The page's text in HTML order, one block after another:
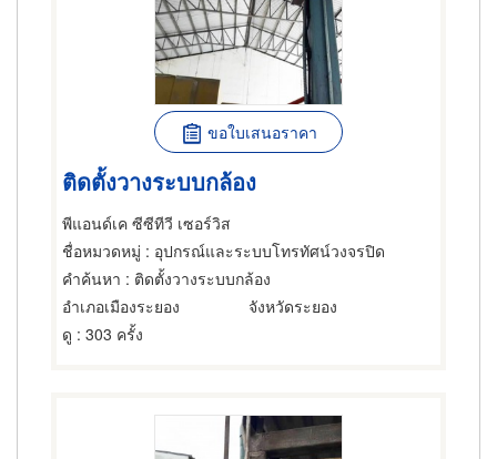
ขอใบเสนอราคา
ติดตั้งวางระบบกล้อง
พีแอนด์เค ซีซีทีวี เซอร์วิส
ชื่อหมวดหมู่ : อุปกรณ์และระบบโทรทัศน์วงจรปิด
คำค้นหา : ติดตั้งวางระบบกล้อง
อำเภอเมืองระยอง
จังหวัดระยอง
ดู : 303 ครั้ง